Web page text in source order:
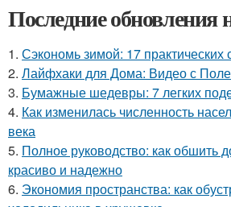
Последние обновления
1. Сэкономь зимой: 17 практических
2. Лайфхаки для Дома: Видео с
3. Бумажные шедевры: 7 легких
4. Как изменилась численность
века
5. Полное руководство: как обшить
красиво и надежно
6. Экономия пространства: как